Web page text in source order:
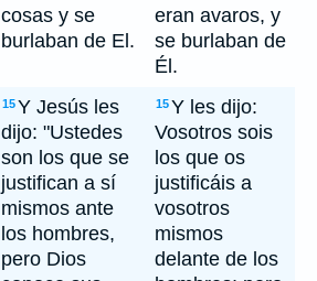
cosas y se
burlaban de El.
eran avaros, y
se burlaban de
Él.
15Y Jesús les
dijo: "Ustedes
son los que se
justifican a sí
mismos ante
los hombres,
pero Dios
15Y les dijo:
Vosotros sois
los que os
justificáis a
vosotros
mismos
delante de los